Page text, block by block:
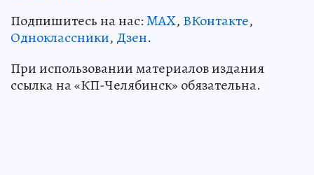
Подпишитесь на нас:MAX, ВКонтакте,
Одноклассники, Дзен.
При использовании материалов издания
ссылка на «КП-Челябинск» обязательна.